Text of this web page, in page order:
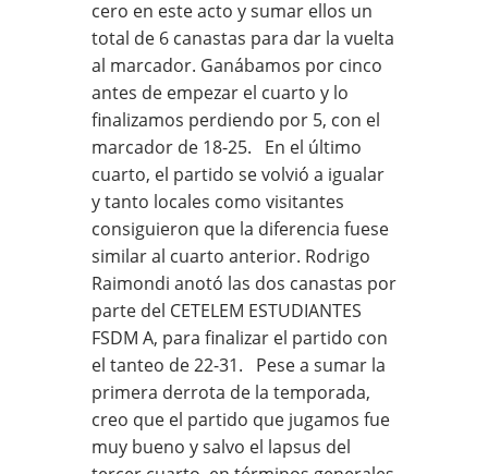
cero en este acto y sumar ellos un
total de 6 canastas para dar la vuelta
al marcador. Ganábamos por cinco
antes de empezar el cuarto y lo
finalizamos perdiendo por 5, con el
marcador de 18-25. En el último
cuarto, el partido se volvió a igualar
y tanto locales como visitantes
consiguieron que la diferencia fuese
similar al cuarto anterior. Rodrigo
Raimondi anotó las dos canastas por
parte del CETELEM ESTUDIANTES
FSDM A, para finalizar el partido con
el tanteo de 22-31. Pese a sumar la
primera derrota de la temporada,
creo que el partido que jugamos fue
muy bueno y salvo el lapsus del